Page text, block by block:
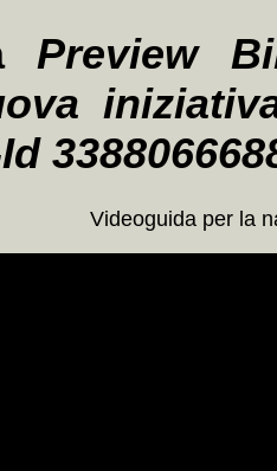
Preview
Videoguida per la